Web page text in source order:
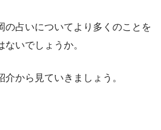
の占いについてより多くのことを
いでしょうか。
から見ていきましょう。